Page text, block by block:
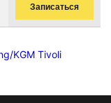
Записаться
KGM Tivoli